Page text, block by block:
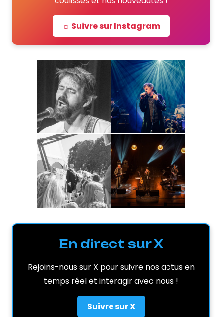
☼ Suivre sur Instagram
En direct sur X
Rejoins-nous sur X pour suivre nos actus en
temps réel et interagir avec nous !
Suivre sur X